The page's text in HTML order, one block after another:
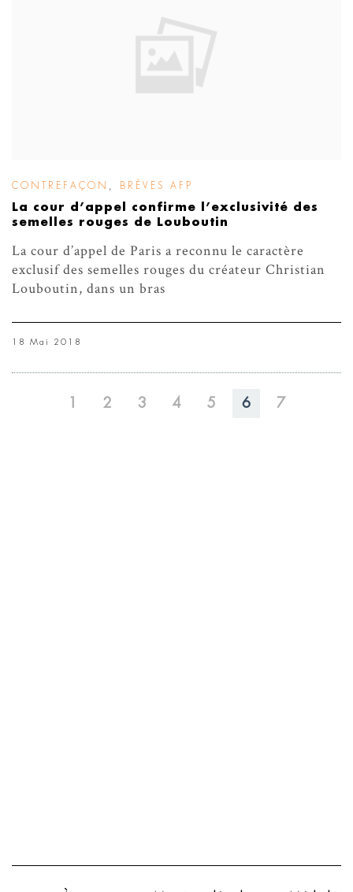
CONTREFAÇON BRÈVES AFP
La cour d’appel confirme l’exclusivité des
semelles rouges de Louboutin
La cour d’appel de Paris a reconnu le caractère
exclusif des semelles rouges du créateur Christian
Louboutin, dans un bras
18 Mai 2018
1 2 3 4 5 6 7